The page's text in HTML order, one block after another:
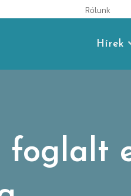
Rólunk
Hírek
foglalt